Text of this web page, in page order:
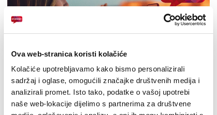
Ova web-stranica koristi kolačiće
Kolačiće upotrebljavamo kako bismo personalizirali
sadržaj i oglase, omogućili značajke društvenih medija i
analizirali promet. Isto tako, podatke o vašoj upotrebi
naše web-lokacije dijelimo s partnerima za društvene
NATJEČAJI
KONTAKTI
MOJ PROFIL
E-RAČUN